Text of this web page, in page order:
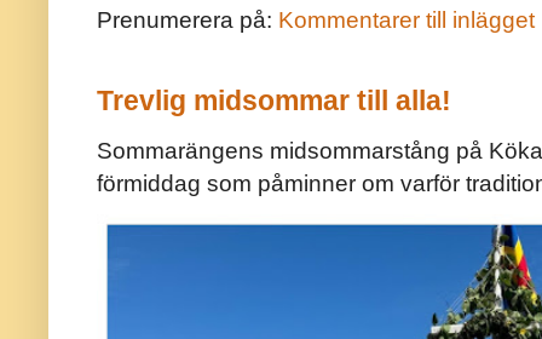
Prenumerera på: Kommentarer till inlägget
Trevlig midsommar till alla!
Sommarängens midsommarstång på
förmiddag som påminner om varför